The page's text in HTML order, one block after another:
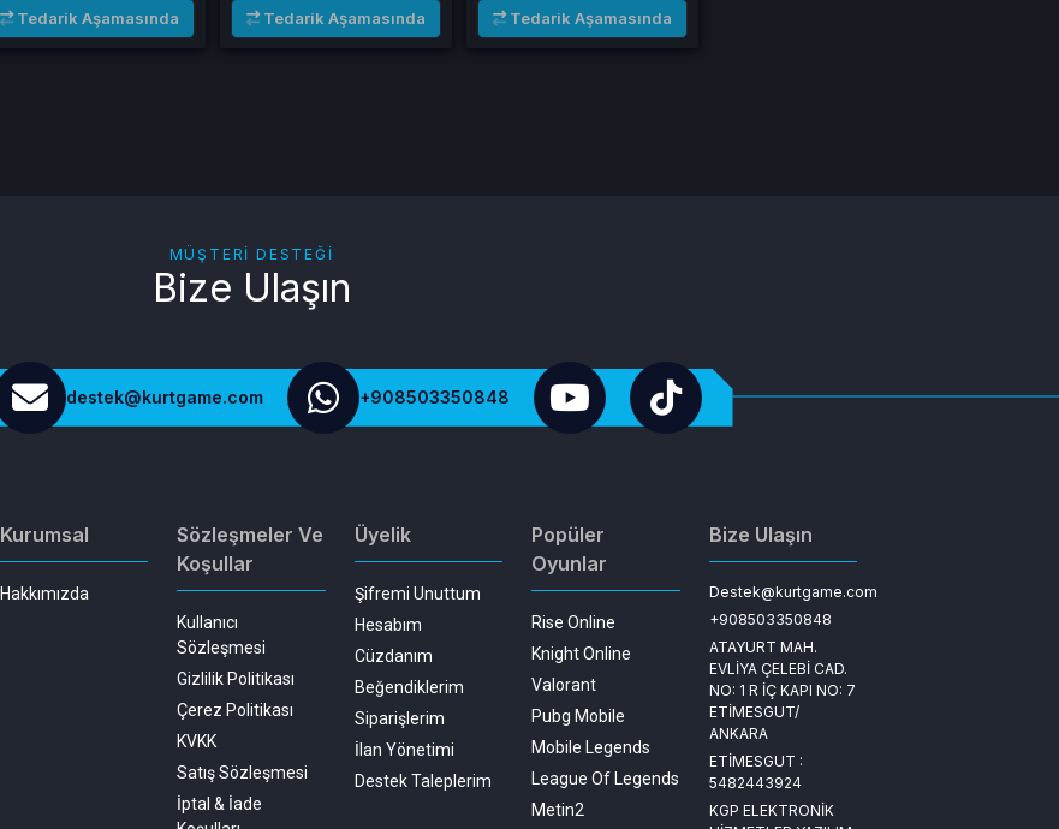
Tedarik Aşamasında Tedarik Aşamasında Tedarik Aşamasında
MÜŞTERI DESTEĞI
Bize Ulaşın
destek@kurtgame.com +908503350848
Kurumsal
Hakkımızda
Sözleşmeler Ve
Koşullar
Kullanıcı
Sözleşmesi
Gizlilik Politikası
Çerez Politikası
KVKK
Satış Sözleşmesi
İptal & İade
Üyelik
Şifremi Unuttum
Hesabım
Cüzdanım
Beğendiklerim
Siparişlerim
İlan Yönetimi
Destek Taleplerim
Popüler
Oyunlar
Rise Online
Knight Online
Valorant
Pubg Mobile
Mobile Legends
League Of Legends
Metin2
Bize Ulaşın
Destek@kurtgame.com
+908503350848
ATAYURT MAH.
EVLİYA ÇELEBİ CAD.
NO: 1 R İÇ KAPI NO: 7
ETİMESGUT/
ANKARA
ETİMESGUT :
5482443924
KGP ELEKTRONİK